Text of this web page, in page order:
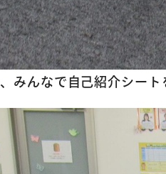
みんなで自己紹介シート